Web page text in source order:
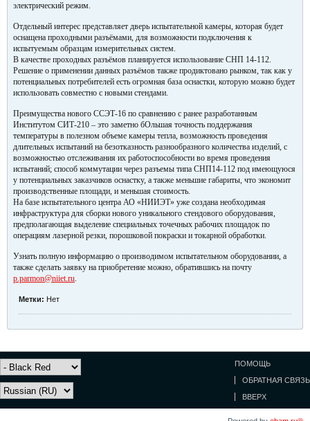
электрический режим.
Отдельный интерес представляет дверь испытательной камеры, которая будет
оснащена проходными разъёмами, для возможности подключения к
испытуемым образцам измерительных систем.
В качестве проходных разъёмов планируется использование СНП 14-112.
Решение о применении данных разъёмов также продиктовано рынком, так как у
потенциальных потребителей есть огромная база оснастки, которую можно будет
использовать совместно с новыми стендами.
Преимущества нового ССЭТ-16 по сравнению с ранее разработанным
Институтом СИТ-210 – это заметно бОльшая точность поддержания
температуры в полезном объеме камеры тепла, возможность проведения
длительных испытаний на безотказность разнообразного количества изделий, с
возможностью отслеживания их работоспособности во время проведения
испытаний; способ коммутации через разъемы типа СНП14-112 под имеющуюся
у потенциальных заказчиков оснастку, а также меньшие габариты, что экономит
производственные площади, и меньшая стоимость.
На базе испытательного центра АО «НИИЭТ» уже создана необходимая
инфраструктура для сборки нового уникального стендового оборудования,
предполагающая выделение специальных точечных рабочих площадок по
операциям лазерной резки, порошковой покраски и токарной обработки.
Узнать полную информацию о производимом испытательном оборудовании, а
также сделать заявку на приобретение можно, обратившись на почту
p.parmon@niiet.ru.
Метки: Нет
ПОМОЩЬ
ОБРАТНАЯ СВЯЗЬ
ВВЕРХ